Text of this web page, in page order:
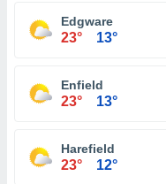
Edgware
23° 13°
Enfield
23° 13°
Harefield
23° 12°